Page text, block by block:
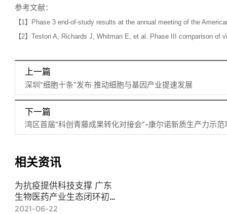
参考文献：
【1】Phase 3 end-of-study results at the annual meeting of the
【2】Testori A, Richards J, Whitman E, et al. Phase III comparison
上一篇
深圳“细胞十条”发布 推动细胞与基因产业提速发展
下一篇
湾区首届“科创青藤成果转化对接会”-康尔诺新质生产力示范
相关资讯
为抗疫提供科技支撑 广东
生物医药产业生态闭环初
步构建
2021-06-22